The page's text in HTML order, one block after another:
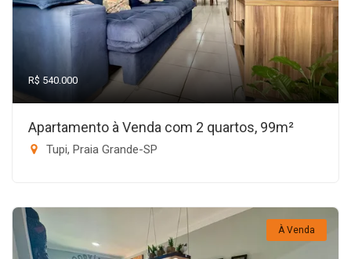
R$ 540.000
Apartamento à Venda com 2 quartos, 99m²
Tupi, Praia Grande-SP
À Venda